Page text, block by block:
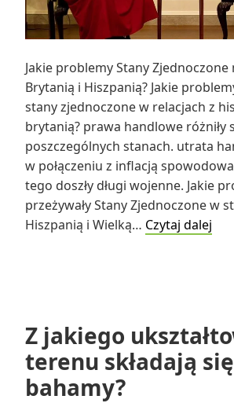
Jakie problemy Stany Zjednoczone
Brytanią i Hiszpanią? Jakie
stany zjednoczone w relacjach z
brytanią? prawa handlowe różniły
poszczególnych stanach. utrata
w połączeniu z inflacją
tego doszły długi wojenne. Jakie
przeżywały Stany Zjednoczone w
Hiszpanią i Wielką… Czytaj dalej
Z jakiego
terenu składają się
bahamy?